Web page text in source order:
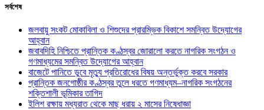
সর্বশেষ
জলবায়ু সংকট মোকাবিলা ও শিশুদের প্রারম্ভিক বিকাশে সমন্বিত উদ্যোগের
আহ্বান
জবাবদিহি নিশ্চিতে প্রান্তিক কণ্ঠস্বর জোরালো করতে নাগরিক সংগঠন ও
গণমাধ্যমের সমন্বিত উদ্যোগের আহ্বান
বাজেটে পানিতে ডুবে মৃত্যু প্রতিরোধের বিষয় অন্তর্ভুক্ত করবে সরকার
প্রান্তিক জনগোষ্ঠীর কণ্ঠস্বর তুলে ধরতে গণমাধ্যম–নাগরিক সংগঠনের
শক্তিশালী ভূমিকার তাগিদ
ইলিশ রক্ষায় মধ্যরাত থেকে মাছ ধরায় ২ মাসের নিষেধাজ্ঞা